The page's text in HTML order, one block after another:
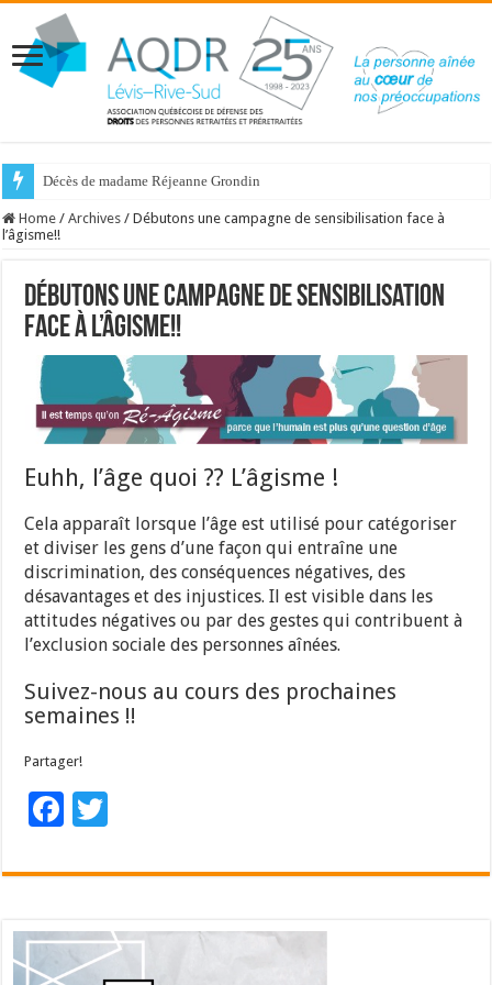
Décès de madame Réjeanne Grondin
Home / Archives / Débutons une campagne de sensibilisation face à
l’âgisme!!
Débutons une campagne de sensibilisation
face à l’âgisme!!
Euhh, l’âge quoi ?? L’âgisme !
Cela apparaît lorsque l’âge est utilisé pour catégoriser
et diviser les gens d’une façon qui entraîne une
discrimination, des conséquences négatives, des
désavantages et des injustices. Il est visible dans les
attitudes négatives ou par des gestes qui contribuent à
l’exclusion sociale des personnes aînées.
Suivez-nous au cours des prochaines
semaines !!
Partager!
F
e
o
tt